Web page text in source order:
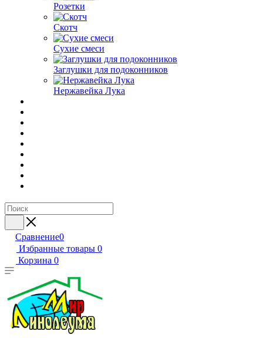
Розетки
Скотч
Сухие смеси
Заглушки для подоконников
Нержавейка Лука
Сравнение0
Избранные товары 0
Корзина 0